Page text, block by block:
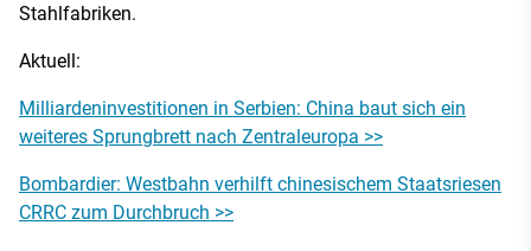
Stahlfabriken.
Aktuell:
Milliardeninvestitionen in Serbien: China baut sich ein
weiteres Sprungbrett nach Zentraleuropa >>
Bombardier: Westbahn verhilft chinesischem Staatsriesen
CRRC zum Durchbruch >>